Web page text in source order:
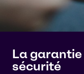
La
sécurité